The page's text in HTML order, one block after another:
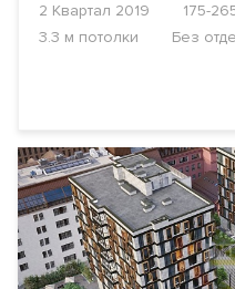
2 Квартал 2019
175-
3.3 м потолки
Без